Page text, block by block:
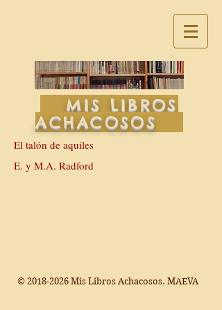
MIS LIBROS
ACHACOSOS
El talón de aquiles
E. y M.A. Radford
© 2018-2026 Mis Libros Achacosos. MAEVA